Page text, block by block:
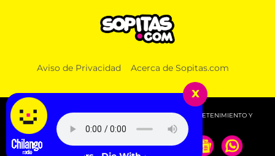
Aviso de Privacidad Acerca de Sopitas.com
© 2026 SOPITAS.COM - MÚSICA, NOTICIAS, DEPORTES, ENTRETENIMIENTO Y
MÁS!.
x